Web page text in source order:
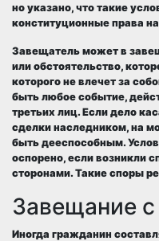
но указано, что такие
конституционные права
Завещатель может в
или обстоятельство,
которого не влечет за
быть любое событие,
третьих лиц. Если дело
сделки наследником, на
быть дееспособным.
оспорено, если возникли
сторонами. Такие споры
Завещание
Иногда гражданин